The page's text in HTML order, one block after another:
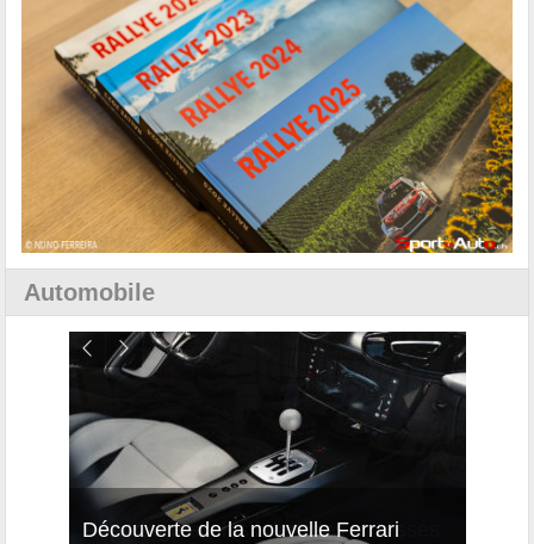
Automobile
Découverte de la nouvelle Ferrari